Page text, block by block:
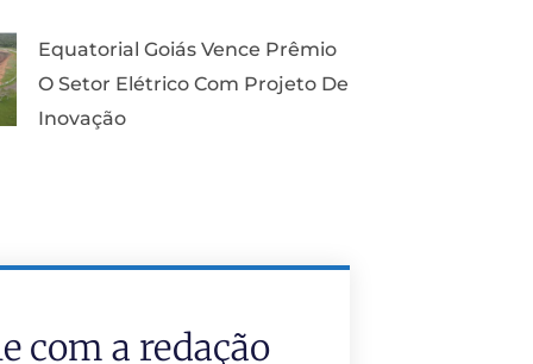
Equatorial Goiás Vence Prêmio
O Setor Elétrico Com Projeto De
Inovação
com a redação